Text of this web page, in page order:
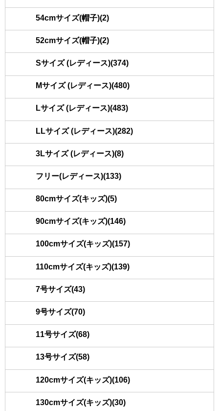
54cmサイズ(帽子)(2)
52cmサイズ(帽子)(2)
Sサイズ (レディース)(374)
Mサイズ (レディース)(480)
Lサイズ (レディース)(483)
LLサイズ (レディース)(282)
3Lサイズ (レディース)(8)
フリー(レディース)(133)
80cmサイズ(キッズ)(5)
90cmサイズ(キッズ)(146)
100cmサイズ(キッズ)(157)
110cmサイズ(キッズ)(139)
7号サイズ(43)
9号サイズ(70)
11号サイズ(68)
13号サイズ(58)
120cmサイズ(キッズ)(106)
130cmサイズ(キッズ)(30)